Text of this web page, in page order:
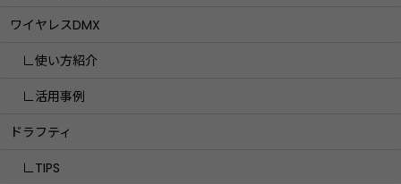
ワイヤレスDMX
∟使い方紹介
∟活用事例
ドラフティ
∟TIPS